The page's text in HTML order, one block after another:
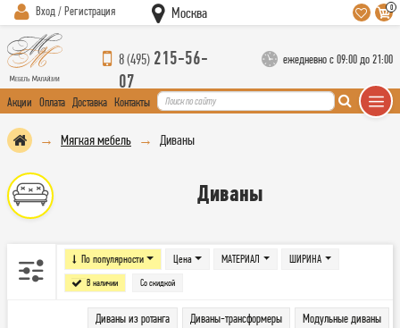
Вход / Регистрация Москва 0
8 (495) 215-56-
07
ежедневно с 09:00 до 21:00
Акции Оплата Доставка Контакты
Мягкая мебель Диваны
Диваны
По популярности Цена
В наличии Со скидкой
МАТЕРИАЛ ШИРИНА
Диваны из ротанга Диваны-трансформеры
Модульные диваны